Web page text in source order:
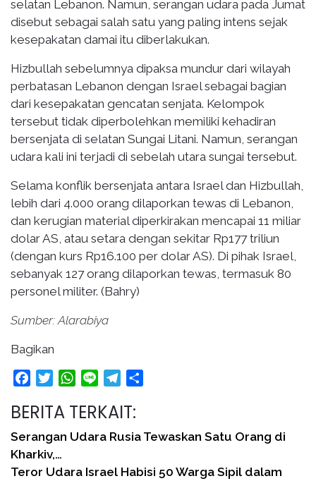
selatan Lebanon. Namun, serangan udara pada Jumat
disebut sebagai salah satu yang paling intens sejak
kesepakatan damai itu diberlakukan.
Hizbullah sebelumnya dipaksa mundur dari wilayah
perbatasan Lebanon dengan Israel sebagai bagian
dari kesepakatan gencatan senjata. Kelompok
tersebut tidak diperbolehkan memiliki kehadiran
bersenjata di selatan Sungai Litani. Namun, serangan
udara kali ini terjadi di sebelah utara sungai tersebut.
Selama konflik bersenjata antara Israel dan Hizbullah,
lebih dari 4.000 orang dilaporkan tewas di Lebanon,
dan kerugian material diperkirakan mencapai 11 miliar
dolar AS, atau setara dengan sekitar Rp177 triliun
(dengan kurs Rp16.100 per dolar AS). Di pihak Israel,
sebanyak 127 orang dilaporkan tewas, termasuk 80
personel militer. (Bahry)
Sumber: Alarabiya
Bagikan
FacebookTwitterWhatsApp
Line Telegram
BERITA TERKAIT:
Serangan Udara Rusia Tewaskan Satu Orang di
Kharkiv,…
Teror Udara Israel Habisi 50 Warga Sipil dalam